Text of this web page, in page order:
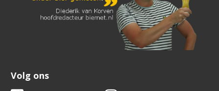
Volg ons